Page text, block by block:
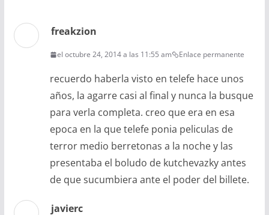
freakzion
el octubre 24, 2014 a las 11:55 am Enlace permanente
recuerdo haberla visto en telefe hace unos
años, la agarre casi al final y nunca la busque
para verla completa. creo que era en esa
epoca en la que telefe ponia peliculas de
terror medio berretonas a la noche y las
presentaba el boludo de kutchevazky antes
de que sucumbiera ante el poder del billete.
javierc